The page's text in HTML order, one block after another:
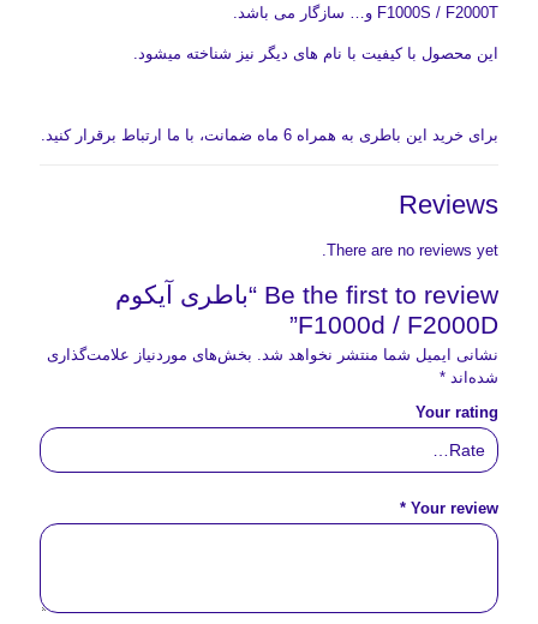
F1000S / F2000T و… سازگار می باشد.
این محصول با کیفیت با نام های دیگر نیز شناخته میشود.
برای خرید این باطری به همراه 6 ماه ضمانت، با ما ارتباط برقرار کنید.
Reviews
There are no reviews yet.
Be the first to review “باطری آیکوم
F1000d / F2000D”
نشانی ایمیل شما منتشر نخواهد شد. بخش‌های موردنیاز علامت‌گذاری
شده‌اند *
Your rating
Your review
*